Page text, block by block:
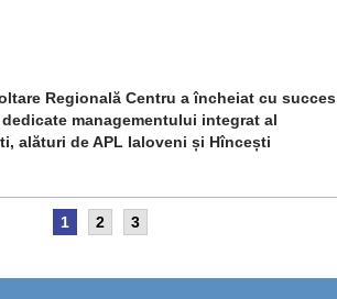
Regională Centru a încheiat cu succes
managementului integrat al
alături de APL Ialoveni și Hîncești
al proiectului „Îmbunătățirea
de operare a serviciului regional de
1 2 3